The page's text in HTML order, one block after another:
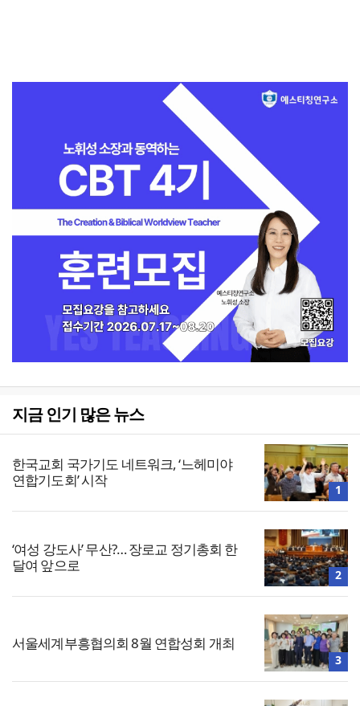
지금 인기 많은 뉴스
한국교회 국가기도 네트워크, ‘느헤미야
연합기도회’ 시작
1
‘여성 강도사’ 무산?… 장로교 정기총회 한
달여 앞으로
2
서울세계부흥협의회 8월 연합성회 개최
3